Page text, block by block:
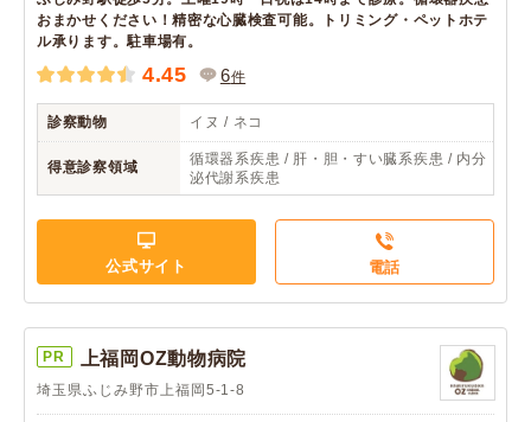
おまかせください！精密な心臓検査可能。トリミング・ペットホテ
ル承ります。駐車場有。
4.45 6件
診察動物 イヌ / ネコ
得意診察領域
循環器系疾患 / 肝・胆・すい臓系疾患 / 内分
泌代謝系疾患
公式サイト 電話
PR 上福岡OZ動物病院
埼玉県ふじみ野市上福岡5-1-8